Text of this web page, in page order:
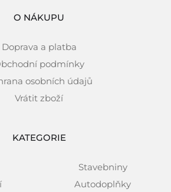
O NÁKUPU
Doprava a platba
podmínky
osobních údajů
Vrátit zboží
KATEGORIE
Stavebniny
Autodoplňky